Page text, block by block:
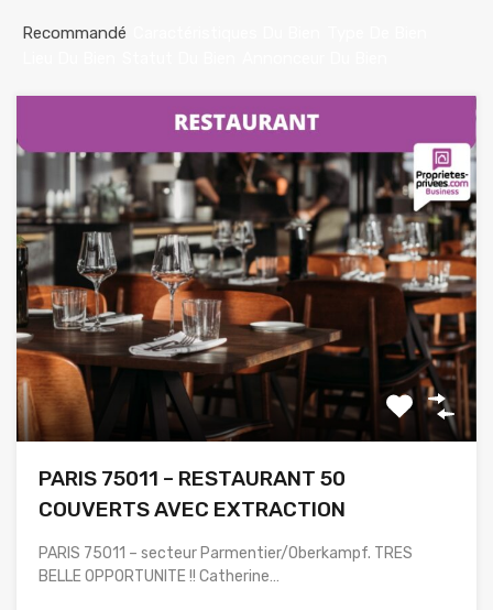
Recommandé
PARIS 75011 – RESTAURANT 50
COUVERTS AVEC EXTRACTION
PARIS 75011 – secteur Parmentier/Oberkampf. TRES
BELLE OPPORTUNITE !! Catherine…